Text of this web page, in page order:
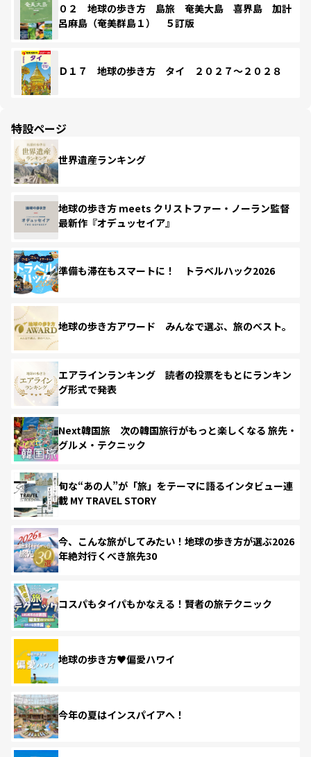
０２ 地球の歩き方 島旅 奄美大島 喜界島 加計
呂麻島（奄美群島１） ５訂版
Ｄ１７ 地球の歩き方 タイ ２０２７～２０２８
特設ページ
世界遺産ランキング
地球の歩き方 meets クリストファー・ノーラン監督
最新作『オデュッセイア』
準備も滞在もスマートに！ トラベルハック2026
地球の歩き方アワード みんなで選ぶ、旅のベスト。
エアラインランキング 読者の投票をもとにランキン
グ形式で発表
Next韓国旅 次の韓国旅行がもっと楽しくなる 旅先・
グルメ・テクニック
旬な“あの人”が「旅」をテーマに語るインタビュー連
載 MY TRAVEL STORY
今、こんな旅がしてみたい！地球の歩き方が選ぶ2026
年絶対行くべき旅先30
コスパもタイパもかなえる！賢者の旅テクニック
地球の歩き方♥偏愛ハワイ
今年の夏はインスパイアへ！